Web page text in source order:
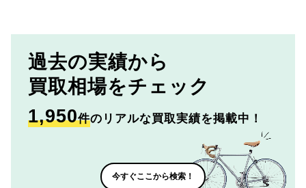
過去の実績から
買取相場をチェック
1,950件のリアルな買取実績を掲載中！
今すぐここから検索！